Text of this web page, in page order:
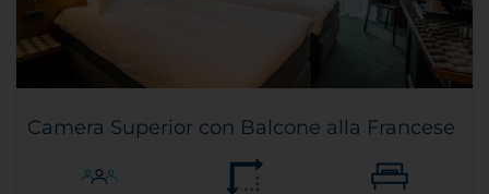
Camera Superior con Balcone alla Francese